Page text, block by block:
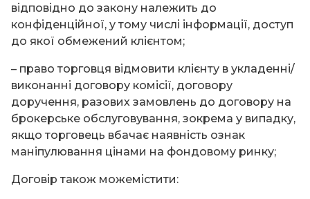
відповідно до закону належить до
конфіденційної, у тому числі інформації, доступ
до якої обмежений клієнтом;
– право торговця відмовити клієнту в укладенні/
виконанні договору комісії, договору
доручення, разових замовлень до договору на
брокерське обслуговування, зокрема у випадку,
якщо торговець вбачає наявність ознак
маніпулювання цінами на фондовому ринку;
Договір також можемістити: